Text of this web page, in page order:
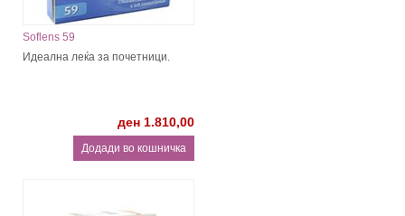
Soflens 59
Идеална леќа за почетници.
ден 1.810,00